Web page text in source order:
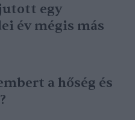
egy
év mégis más
a hőség és